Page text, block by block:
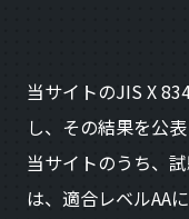
当サイトのJIS X
し、その結果を公表
当サイトのうち、
は、適合レベルAA